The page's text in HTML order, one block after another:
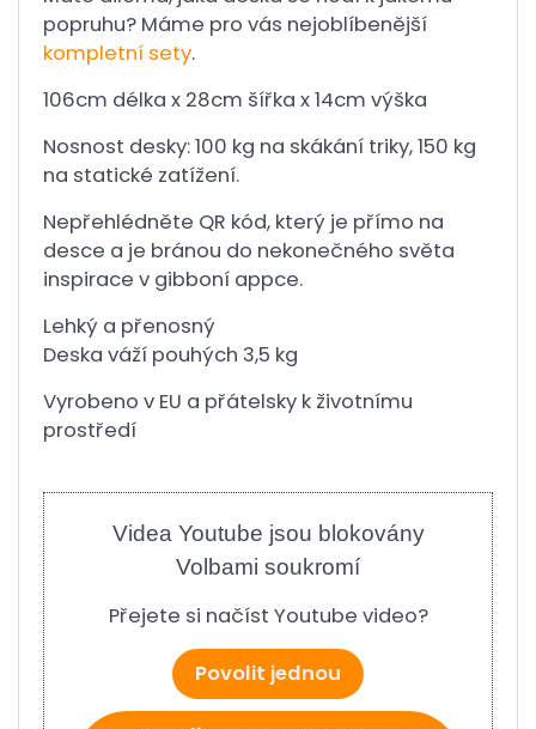
popruhu? Máme pro vás nejoblíbenější
kompletní sety.
106cm délka x 28cm šířka x 14cm výška
Nosnost desky: 100 kg na skákání triky, 150 kg
na statické zatížení.
Nepřehlédněte QR kód, který je přímo na
desce a je bránou do nekonečného světa
inspirace v gibboní appce.
Lehký a přenosný
Deska váží pouhých 3,5 kg
Vyrobeno v EU a přátelsky k životnímu
prostředí
Videa Youtube jsou blokovány
Volbami soukromí
Přejete si načíst Youtube video?
Povolit jednou